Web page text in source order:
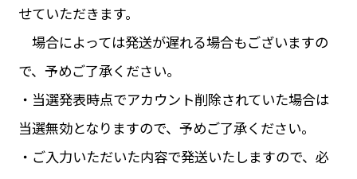
せていただきます。
場合によっては発送が遅れる場合もございますの
で、予めご了承ください。
・当選発表時点でアカウント削除されていた場合は
当選無効となりますので、予めご了承ください。
・ご入力いただいた内容で発送いたしますので、必